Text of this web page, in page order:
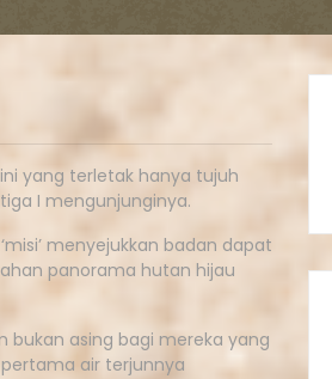
yang terletak hanya tujuh
I mengunjunginya.
menyejukkan badan dapat
panorama hutan hijau
bukan asing bagi mereka yang
air terjunnya